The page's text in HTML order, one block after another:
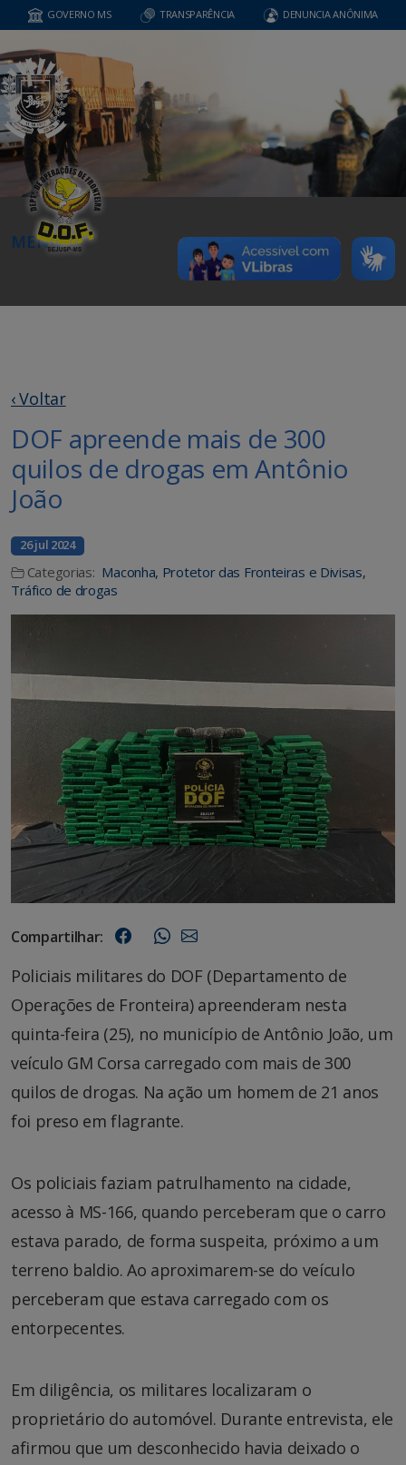
GOVERNO MS TRANSPARÊNCIA DENUNCIA ANÔNIMA
MENU
‹ Voltar
DOF apreende mais de 300
quilos de drogas em Antônio
João
26 jul 2024
Categorias: Maconha, Protetor das Fronteiras e Divisas,
Tráfico de drogas
Compartilhar:
Policiais militares do DOF (Departamento de
Operações de Fronteira) apreenderam nesta
quinta-feira (25), no município de Antônio João, um
veículo GM Corsa carregado com mais de 300
quilos de drogas. Na ação um homem de 21 anos
foi preso em flagrante.
Os policiais faziam patrulhamento na cidade,
acesso à MS-166, quando perceberam que o carro
estava parado, de forma suspeita, próximo a um
terreno baldio. Ao aproximarem-se do veículo
perceberam que estava carregado com os
entorpecentes.
Em diligência, os militares localizaram o
proprietário do automóvel. Durante entrevista, ele
afirmou que um desconhecido havia deixado o